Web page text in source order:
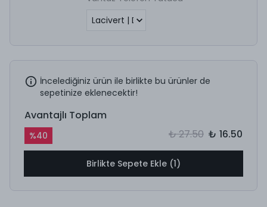
İncelediğiniz ürün ile birlikte bu ürünler de
sepetinize eklenecektir!
Avantajlı Toplam
%40 ₺ 27.50 ₺ 16.50
Birlikte Sepete Ekle (1)